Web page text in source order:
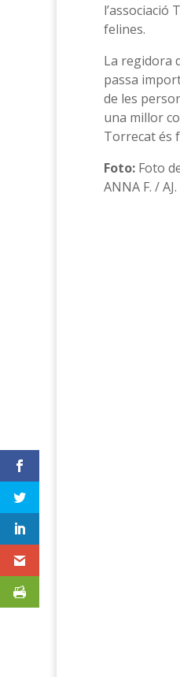
felines.
La regidora
passa
de les
una millor
Torrecat és
Foto: Foto
ANNA F. /